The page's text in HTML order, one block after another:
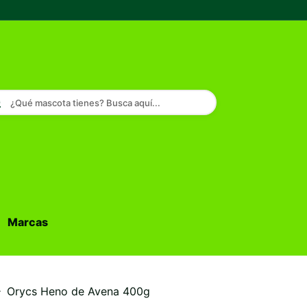
¿Qué mascota tienes? Busca aquí...
Marcas
Orycs Heno de Avena 400g